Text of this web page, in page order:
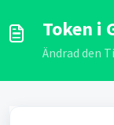
Token i
Ändrad den